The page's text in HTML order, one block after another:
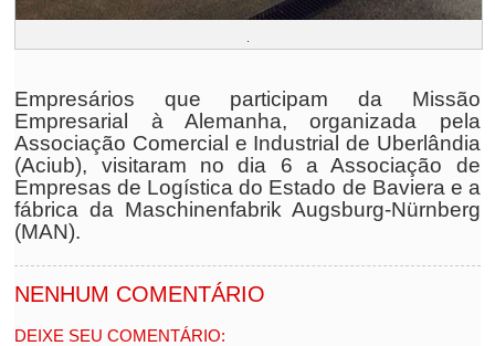
Empresários que participam da Missão
Empresarial à Alemanha, organizada pela
Associação Comercial e Industrial de Uberlândia
(Aciub), visitaram no dia 6 a Associação de
Empresas de Logística do Estado de Baviera e a
fábrica da Maschinenfabrik Augsburg-Nürnberg
(MAN).
NENHUM COMENTÁRIO
DEIXE SEU COMENTÁRIO: